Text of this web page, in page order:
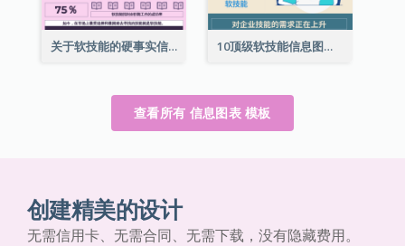
关于软技能的硬事实信息图表 10顶级软技能信息图表
查看所有 信息图表 模板
创建精美的设计
无需信用卡、无需合同、无需下载，没有隐藏费用。